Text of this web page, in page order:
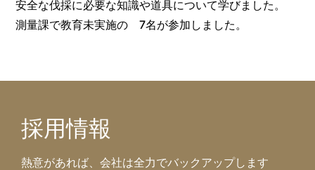
安全な伐採に必要な知識や道具について学びました。
測量課で教育未実施の 7名が参加しました。
採用情報
熱意があれば、会社は全力でバックアップします